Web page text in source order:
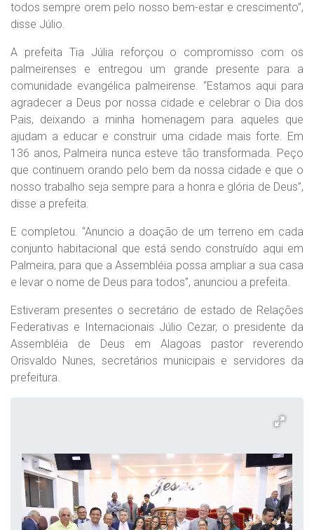
todos sempre orem pelo nosso bem-estar e crescimento”,
disse Júlio.
A prefeita Tia Júlia reforçou o compromisso com os
palmeirenses e entregou um grande presente para a
comunidade evangélica palmeirense. “Estamos aqui para
agradecer a Deus por nossa cidade e celebrar o Dia dos
Pais, deixando a minha homenagem para aqueles que
ajudam a educar e construir uma cidade mais forte. Em
136 anos, Palmeira nunca esteve tão transformada. Peço
que continuem orando pelo bem da nossa cidade e que o
nosso trabalho seja sempre para a honra e glória de Deus”,
disse a prefeita.
E completou. “Anuncio a doação de um terreno em cada
conjunto habitacional que está sendo construído aqui em
Palmeira, para que a Assembléia possa ampliar a sua casa
e levar o nome de Deus para todos”, anunciou a prefeita.
Estiveram presentes o secretário de estado de Relações
Federativas e Internacionais Júlio Cezar, o presidente da
Assembléia de Deus em Alagoas pastor reverendo
Orisvaldo Nunes, secretários municipais e servidores da
prefeitura.